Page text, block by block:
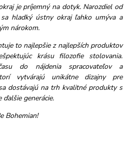
je príjemný na dotyk. Narozdiel od
hladký ústny okraj ľahko umýva a
nárokom.
to najlepšie z najlepších produktov
krásu filozofie stolovania.
do nájdenia spracovateľov a
vytvárajú unikátne dizajny pre
dostávajú na trh kvalitné produkty s
generácie.
Bohemian!